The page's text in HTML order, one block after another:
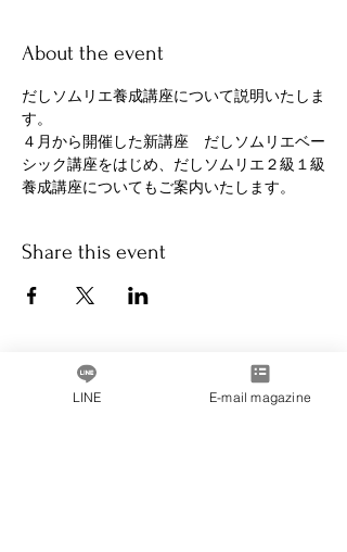
About the event
だしソムリエ養成講座について説明いたしま
す。
４月から開催した新講座　だしソムリエベー
シック講座をはじめ、だしソムリエ２級１級
養成講座についてもご案内いたします。
Share this event
Message from the President
LINE E-mail magazine